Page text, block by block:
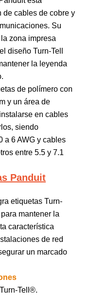
cables de cobre y
Su
zona impresa
diseño Turn-Tell
la leyenda
de polímero con
y un área de
en cables
siendo
a 6 AWG y cables
entre 5.5 y 7.1
Panduit
etiquetas Turn-
mantener la
característica
de red
un marcado
Tell®.